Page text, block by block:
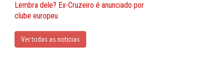
Lembra dele? Ex-Cruzeiro é anunciado por
clube europeu
Ver todas as noticias